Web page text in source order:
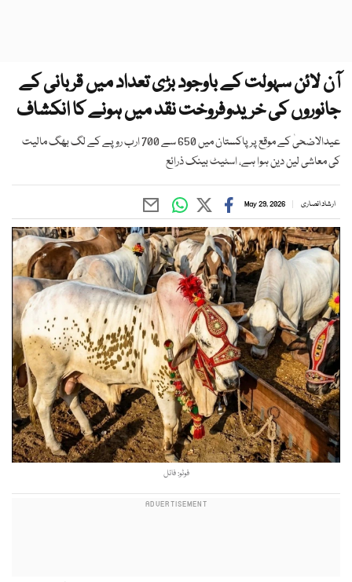
آن لائن سہولت کے باوجود بڑی تعداد میں قربانی کے
جانوروں کی خریدوفروخت نقد میں ہونے کا انکشاف
عیدالاضحیٰ کے موقع پر پاکستان میں 650 سے 700 ارب روپے کے لگ بھگ مالیت
کی معاشی لین دین ہوا ہے، اسٹیٹ بینک ذرائع
ارشاد انصاری May 29, 2026
فوٹو: فائل